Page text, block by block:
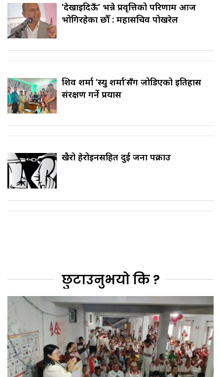
‘देखाइदिऊँ’ भन्ने प्रवृत्तिको परिणाम आज
भोगिरहेका छौँ : महासचिव पोखरेल
शिव शर्मा ‘स्यु शर्मा’सँग जोडिएको इतिहास
संरक्षण गर्ने प्रयास
खैरो हेरोइनसहित दुई जना पक्राउ
छुटाउनुभयो कि ?